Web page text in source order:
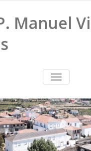
Manuel
TOGGLE